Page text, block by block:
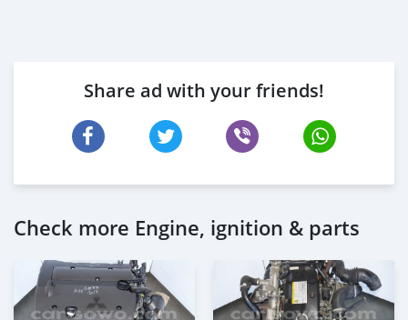
Share ad with your friends!
Check more Engine, ignition & parts